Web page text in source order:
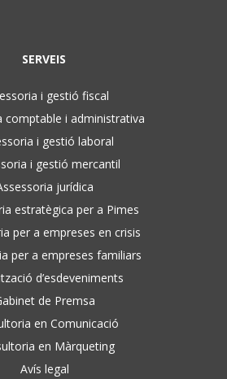
SERVEIS
i gestió fiscal
comptable i administrativa
i gestió laboral
i gestió mercantil
jurídica
estratègica per a Pimes
per a empreses en crisis
per a empreses familiars
d’esdeveniments
de Premsa
en Comunicació
en Màrqueting
Avís legal